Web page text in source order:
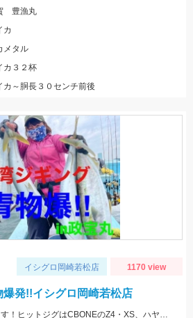
豊漁丸
カ
メタル
カ３２杯
カ～胴長３０センチ前後
イシグロ岡崎若松店 1170 view
発!!イシグロ岡崎若松店
伊勢湾ジギング青物釣れてます！ヒットジグはCBONEのZ4・XS、ハヤブサのスイッチなどなど！